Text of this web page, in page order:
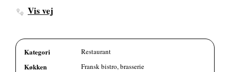
Vis vej
Kategori Restaurant
Køkken Fransk bistro, brasserie